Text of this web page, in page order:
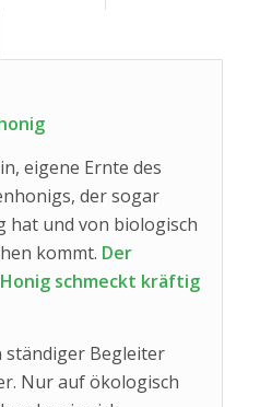
eigene Ernte des
der sogar
hat und von biologisch
kommt. Der
schmeckt kräftig
ständiger Begleiter
Nur auf ökologisch